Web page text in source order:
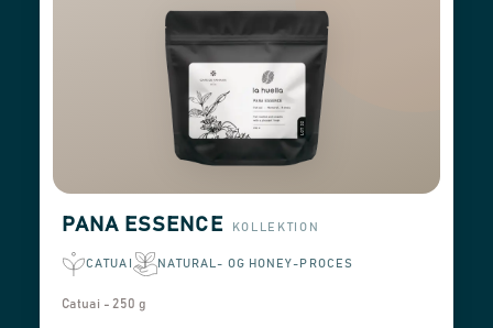
PANA ESSENCE KOLLEKTION
CATUAI NATURAL- OG HONEY-PROCES
Catuai - 250 g